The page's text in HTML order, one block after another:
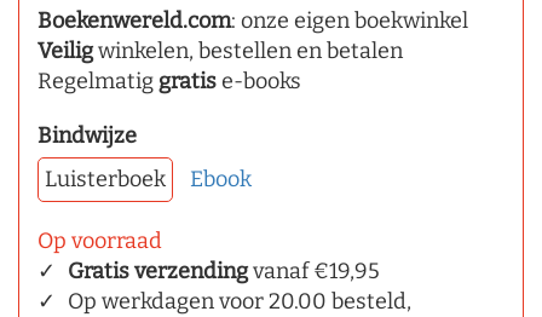
Boekenwereld.com: onze eigen boekwinkel
Veiligwinkelen, bestellen en betalen
Regelmatig gratise-books
Bindwijze
Luisterboek
Ebook
Op voorraad
Gratis verzendingvanaf €19,95
Op werkdagen voor 20.00 besteld,